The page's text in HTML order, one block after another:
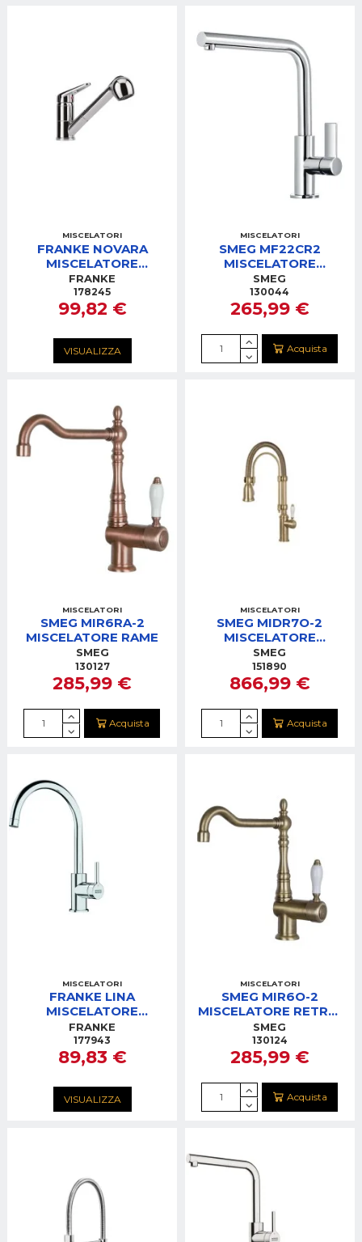
MISCELATORI
FRANKE NOVARA
MISCELATORE
C/DOCCIA CROMATO
ROTAZIONE CANNA
120°
FRANKE
178245
99,82 €
VISUALIZZA
MISCELATORI
SMEG MF22CR2
MISCELATORE
MONOCOMANDO
CROMO
SMEG
130044
265,99 €
Acquista
MISCELATORI
SMEG MIR6RA-2
MISCELATORE RAME
SMEG
130127
285,99 €
Acquista
MISCELATORI
SMEG MIDR7O-2
MISCELATORE
C/DOCCETTA OTTONE
ANTICATO
SMEG
151890
866,99 €
Acquista
MISCELATORI
FRANKE LINA
MISCELATORE
CROMATO CANNA
GIREVOLE
FRANKE
177943
89,83 €
VISUALIZZA
MISCELATORI
SMEG MIR6O-2
MISCELATORE RETRO'
OTTONE
SMEG
130124
285,99 €
Acquista